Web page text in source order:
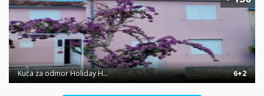
Kuća za odmor Holiday H... 6+2